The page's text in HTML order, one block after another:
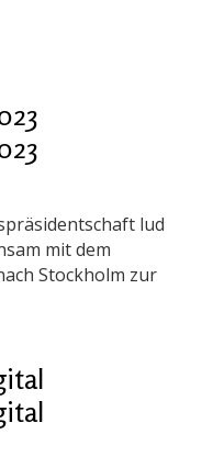
lud
mit dem
Stockholm zur